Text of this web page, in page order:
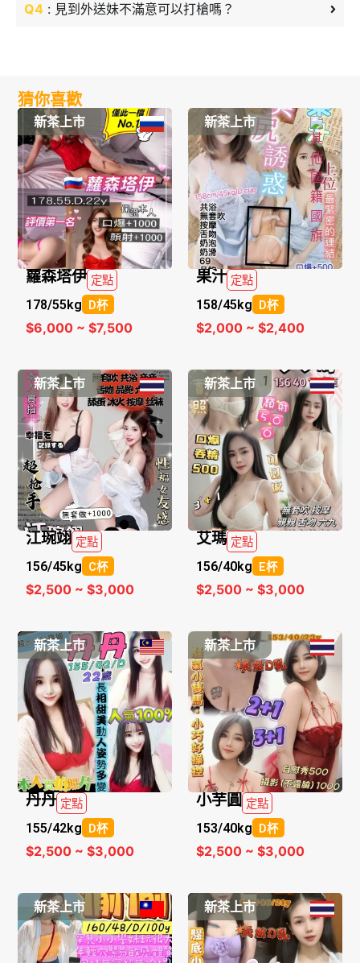
Q4 : 見到外送妹不滿意可以打槍嗎？
猜你喜歡
新茶上市
蘿森塔伊 定點
178/55kg D杯
$6,000 ~ $7,500
新茶上市
果汁 定點
158/45kg D杯
$2,000 ~ $2,400
新茶上市
江琬翊 定點
156/45kg C杯
$2,500 ~ $3,000
新茶上市
艾瑪 定點
156/40kg E杯
$2,500 ~ $3,000
新茶上市
丹丹 定點
155/42kg D杯
$2,500 ~ $3,000
新茶上市
小芋圓 定點
153/40kg D杯
$2,500 ~ $3,000
新茶上市 新茶上市